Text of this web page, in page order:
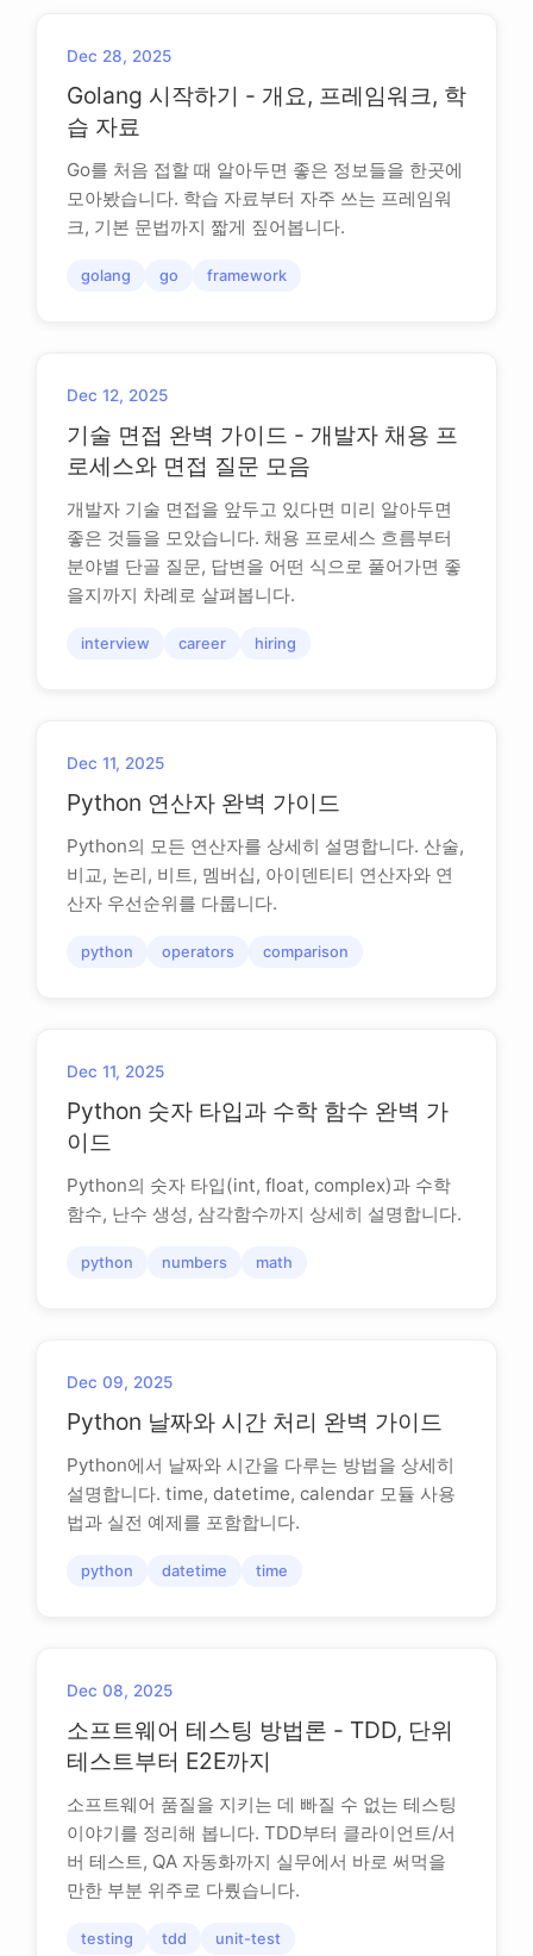
Dec 28, 2025
Golang 시작하기 - 개요, 프레임워크, 학
습 자료
Go를 처음 접할 때 알아두면 좋은 정보들을 한곳에
모아봤습니다. 학습 자료부터 자주 쓰는 프레임워
크, 기본 문법까지 짧게 짚어봅니다.
golang go framework
Dec 12, 2025
기술 면접 완벽 가이드 - 개발자 채용 프
로세스와 면접 질문 모음
개발자 기술 면접을 앞두고 있다면 미리 알아두면
좋은 것들을 모았습니다. 채용 프로세스 흐름부터
분야별 단골 질문, 답변을 어떤 식으로 풀어가면 좋
을지까지 차례로 살펴봅니다.
interview career hiring
Dec 11, 2025
Python 연산자 완벽 가이드
Python의 모든 연산자를 상세히 설명합니다. 산술,
비교, 논리, 비트, 멤버십, 아이덴티티 연산자와 연
산자 우선순위를 다룹니다.
python operators comparison
Dec 11, 2025
Python 숫자 타입과 수학 함수 완벽 가
이드
Python의 숫자 타입(int, float, complex)과 수학
함수, 난수 생성, 삼각함수까지 상세히 설명합니다.
python numbers math
Dec 09, 2025
Python 날짜와 시간 처리 완벽 가이드
Python에서 날짜와 시간을 다루는 방법을 상세히
설명합니다. time, datetime, calendar 모듈 사용
법과 실전 예제를 포함합니다.
python datetime time
Dec 08, 2025
소프트웨어 테스팅 방법론 - TDD, 단위
테스트부터 E2E까지
소프트웨어 품질을 지키는 데 빠질 수 없는 테스팅
이야기를 정리해 봅니다. TDD부터 클라이언트/서
버 테스트, QA 자동화까지 실무에서 바로 써먹을
만한 부분 위주로 다뤘습니다.
testing tdd unit-test